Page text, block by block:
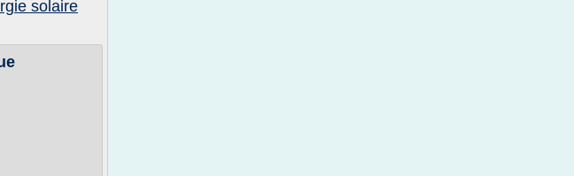
solaire